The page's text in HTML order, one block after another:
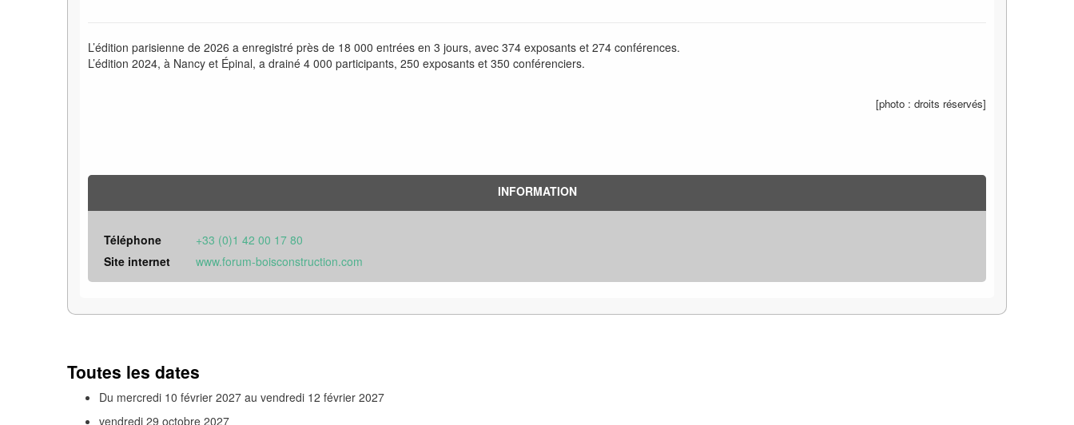
L’édition parisienne de 2026 a enregistré près de 18 000 entrées en 3 jours, avec 374 exposants et 274 conférences.
L’édition 2024, à Nancy et Épinal, a drainé 4 000 participants, 250 exposants et 350 conférenciers.
[photo : droits réservés]
INFORMATION
Téléphone
+33 (0)1 42 00 17 80
Site internet
www.forum-boisconstruction.com
Toutes les dates
Du mercredi 10 février 2027 au vendredi 12 février 2027
vendredi 29 octobre 2027